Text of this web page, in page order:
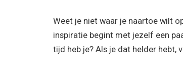
Weet je niet waar je naartoe wilt
inspiratie begint met jezelf een
tijd heb je? Als je dat helder hebt,